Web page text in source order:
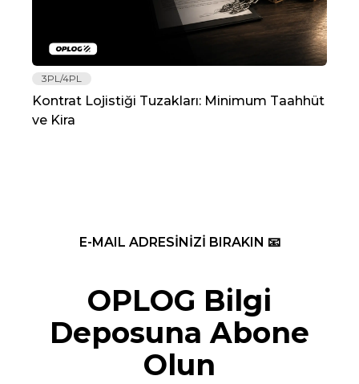
3PL/4PL
Kontrat Lojistiği Tuzakları: Minimum Taahhüt
ve Kira
E-MAIL ADRESİNİZİ BIRAKIN 📧
OPLOG Bilgi
Deposuna Abone
Olun